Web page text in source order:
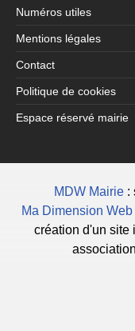
Numéros utiles
Mentions légales
Contact
Politique de cookies
Espace réservé mairie
MDW Mairie :
Ma Dimension Web
création d'un site